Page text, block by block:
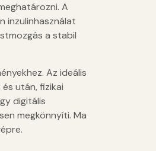
A
inzulinhasználat
a stabil
Az ideális
után, fizikai
digitális
megkönnyíti. Ma